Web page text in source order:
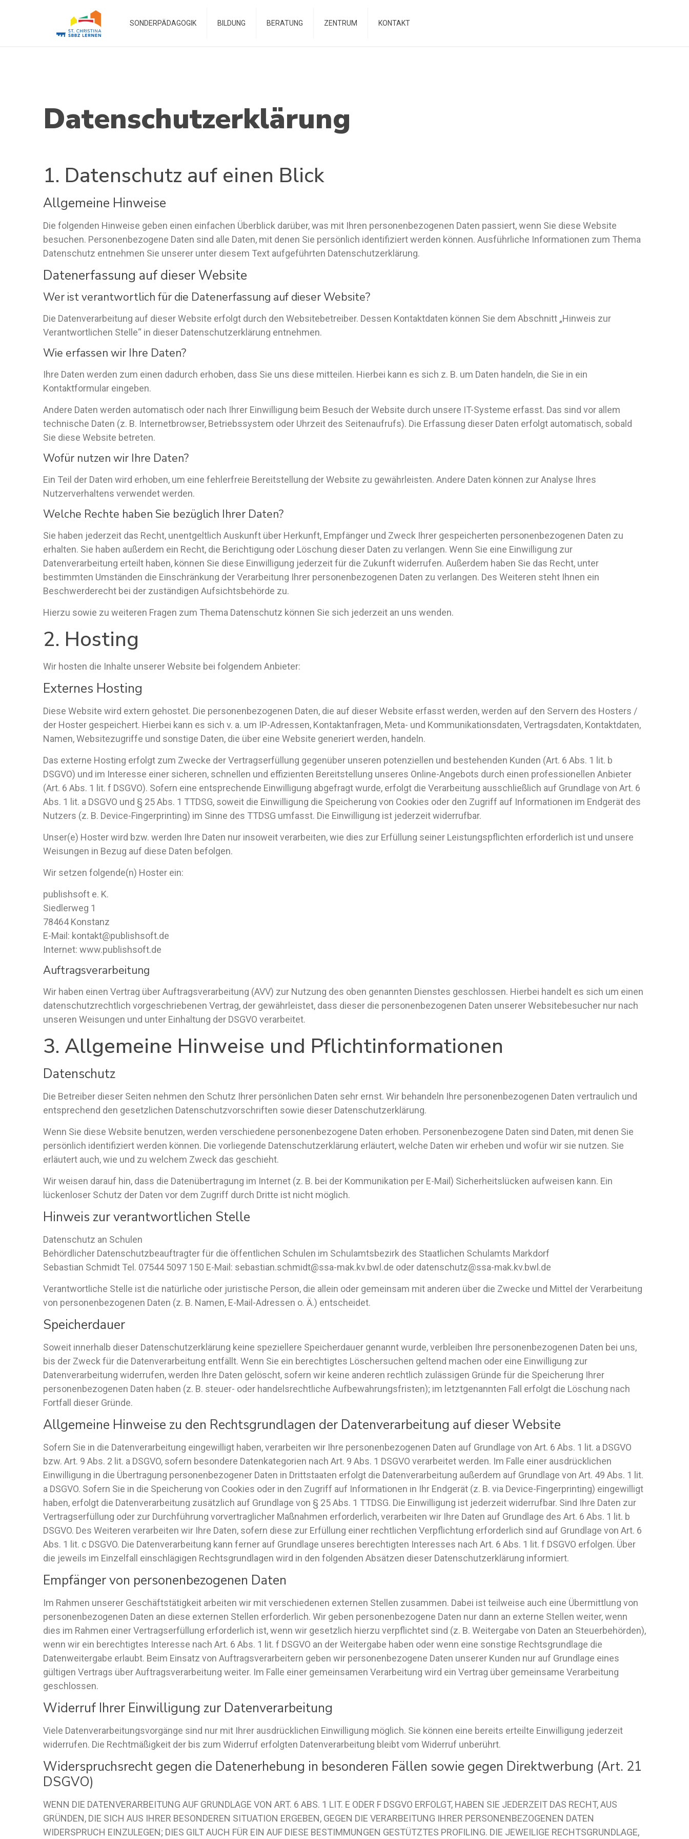
SONDERPÄDAGOGIK BILDUNG BERATUNG ZENTRUM KONTAKT
Datenschutz­erklärung
1. Datenschutz auf einen Blick
Allgemeine Hinweise
Die folgenden Hinweise geben einen einfachen Überblick darüber, was mit Ihren personenbezogenen Daten passiert, wenn Sie diese Website
besuchen. Personenbezogene Daten sind alle Daten, mit denen Sie persönlich identifiziert werden können. Ausführliche Informationen zum Thema
Datenschutz entnehmen Sie unserer unter diesem Text aufgeführten Datenschutzerklärung.
Datenerfassung auf dieser Website
Wer ist verantwortlich für die Datenerfassung auf dieser Website?
Die Datenverarbeitung auf dieser Website erfolgt durch den Websitebetreiber. Dessen Kontaktdaten können Sie dem Abschnitt „Hinweis zur
Verantwortlichen Stelle“ in dieser Datenschutzerklärung entnehmen.
Wie erfassen wir Ihre Daten?
Ihre Daten werden zum einen dadurch erhoben, dass Sie uns diese mitteilen. Hierbei kann es sich z. B. um Daten handeln, die Sie in ein
Kontaktformular eingeben.
Andere Daten werden automatisch oder nach Ihrer Einwilligung beim Besuch der Website durch unsere IT-Systeme erfasst. Das sind vor allem
technische Daten (z. B. Internetbrowser, Betriebssystem oder Uhrzeit des Seitenaufrufs). Die Erfassung dieser Daten erfolgt automatisch, sobald
Sie diese Website betreten.
Wofür nutzen wir Ihre Daten?
Ein Teil der Daten wird erhoben, um eine fehlerfreie Bereitstellung der Website zu gewährleisten. Andere Daten können zur Analyse Ihres
Nutzerverhaltens verwendet werden.
Welche Rechte haben Sie bezüglich Ihrer Daten?
Sie haben jederzeit das Recht, unentgeltlich Auskunft über Herkunft, Empfänger und Zweck Ihrer gespeicherten personenbezogenen Daten zu
erhalten. Sie haben außerdem ein Recht, die Berichtigung oder Löschung dieser Daten zu verlangen. Wenn Sie eine Einwilligung zur
Datenverarbeitung erteilt haben, können Sie diese Einwilligung jederzeit für die Zukunft widerrufen. Außerdem haben Sie das Recht, unter
bestimmten Umständen die Einschränkung der Verarbeitung Ihrer personenbezogenen Daten zu verlangen. Des Weiteren steht Ihnen ein
Beschwerderecht bei der zuständigen Aufsichtsbehörde zu.
Hierzu sowie zu weiteren Fragen zum Thema Datenschutz können Sie sich jederzeit an uns wenden.
2. Hosting
Wir hosten die Inhalte unserer Website bei folgendem Anbieter:
Externes Hosting
Diese Website wird extern gehostet. Die personenbezogenen Daten, die auf dieser Website erfasst werden, werden auf den Servern des Hosters /
der Hoster gespeichert. Hierbei kann es sich v. a. um IP-Adressen, Kontaktanfragen, Meta- und Kommunikationsdaten, Vertragsdaten, Kontaktdaten,
Namen, Websitezugriffe und sonstige Daten, die über eine Website generiert werden, handeln.
Das externe Hosting erfolgt zum Zwecke der Vertragserfüllung gegenüber unseren potenziellen und bestehenden Kunden (Art. 6 Abs. 1 lit. b
DSGVO) und im Interesse einer sicheren, schnellen und effizienten Bereitstellung unseres Online-Angebots durch einen professionellen Anbieter
(Art. 6 Abs. 1 lit. f DSGVO). Sofern eine entsprechende Einwilligung abgefragt wurde, erfolgt die Verarbeitung ausschließlich auf Grundlage von Art. 6
Abs. 1 lit. a DSGVO und § 25 Abs. 1 TTDSG, soweit die Einwilligung die Speicherung von Cookies oder den Zugriff auf Informationen im Endgerät des
Nutzers (z. B. Device-Fingerprinting) im Sinne des TTDSG umfasst. Die Einwilligung ist jederzeit widerrufbar.
Unser(e) Hoster wird bzw. werden Ihre Daten nur insoweit verarbeiten, wie dies zur Erfüllung seiner Leistungspflichten erforderlich ist und unsere
Weisungen in Bezug auf diese Daten befolgen.
Wir setzen folgende(n) Hoster ein:
publishsoft e. K.
Siedlerweg 1
78464 Konstanz
E-Mail: kontakt@publishsoft.de
Internet: www.publishsoft.de
Auftragsverarbeitung
Wir haben einen Vertrag über Auftragsverarbeitung (AVV) zur Nutzung des oben genannten Dienstes geschlossen. Hierbei handelt es sich um einen
datenschutzrechtlich vorgeschriebenen Vertrag, der gewährleistet, dass dieser die personenbezogenen Daten unserer Websitebesucher nur nach
unseren Weisungen und unter Einhaltung der DSGVO verarbeitet.
3. Allgemeine Hinweise und Pflicht­informationen
Datenschutz
Die Betreiber dieser Seiten nehmen den Schutz Ihrer persönlichen Daten sehr ernst. Wir behandeln Ihre personenbezogenen Daten vertraulich und
entsprechend den gesetzlichen Datenschutzvorschriften sowie dieser Datenschutzerklärung.
Wenn Sie diese Website benutzen, werden verschiedene personenbezogene Daten erhoben. Personenbezogene Daten sind Daten, mit denen Sie
persönlich identifiziert werden können. Die vorliegende Datenschutzerklärung erläutert, welche Daten wir erheben und wofür wir sie nutzen. Sie
erläutert auch, wie und zu welchem Zweck das geschieht.
Wir weisen darauf hin, dass die Datenübertragung im Internet (z. B. bei der Kommunikation per E-Mail) Sicherheitslücken aufweisen kann. Ein
lückenloser Schutz der Daten vor dem Zugriff durch Dritte ist nicht möglich.
Hinweis zur verantwortlichen Stelle
Datenschutz an Schulen
Behördlicher Datenschutzbeauftragter für die öffentlichen Schulen im Schulamtsbezirk des Staatlichen Schulamts Markdorf
Sebastian Schmidt Tel. 07544 5097 150 E-Mail: sebastian.schmidt@ssa-mak.kv.bwl.de oder datenschutz@ssa-mak.kv.bwl.de
Verantwortliche Stelle ist die natürliche oder juristische Person, die allein oder gemeinsam mit anderen über die Zwecke und Mittel der Verarbeitung
von personenbezogenen Daten (z. B. Namen, E-Mail-Adressen o. Ä.) entscheidet.
Speicherdauer
Soweit innerhalb dieser Datenschutzerklärung keine speziellere Speicherdauer genannt wurde, verbleiben Ihre personenbezogenen Daten bei uns,
bis der Zweck für die Datenverarbeitung entfällt. Wenn Sie ein berechtigtes Löschersuchen geltend machen oder eine Einwilligung zur
Datenverarbeitung widerrufen, werden Ihre Daten gelöscht, sofern wir keine anderen rechtlich zulässigen Gründe für die Speicherung Ihrer
personenbezogenen Daten haben (z. B. steuer- oder handelsrechtliche Aufbewahrungsfristen); im letztgenannten Fall erfolgt die Löschung nach
Fortfall dieser Gründe.
Allgemeine Hinweise zu den Rechtsgrundlagen der Datenverarbeitung auf dieser Website
Sofern Sie in die Datenverarbeitung eingewilligt haben, verarbeiten wir Ihre personenbezogenen Daten auf Grundlage von Art. 6 Abs. 1 lit. a DSGVO
bzw. Art. 9 Abs. 2 lit. a DSGVO, sofern besondere Datenkategorien nach Art. 9 Abs. 1 DSGVO verarbeitet werden. Im Falle einer ausdrücklichen
Einwilligung in die Übertragung personenbezogener Daten in Drittstaaten erfolgt die Datenverarbeitung außerdem auf Grundlage von Art. 49 Abs. 1 lit.
a DSGVO. Sofern Sie in die Speicherung von Cookies oder in den Zugriff auf Informationen in Ihr Endgerät (z. B. via Device-Fingerprinting) eingewilligt
haben, erfolgt die Datenverarbeitung zusätzlich auf Grundlage von § 25 Abs. 1 TTDSG. Die Einwilligung ist jederzeit widerrufbar. Sind Ihre Daten zur
Vertragserfüllung oder zur Durchführung vorvertraglicher Maßnahmen erforderlich, verarbeiten wir Ihre Daten auf Grundlage des Art. 6 Abs. 1 lit. b
DSGVO. Des Weiteren verarbeiten wir Ihre Daten, sofern diese zur Erfüllung einer rechtlichen Verpflichtung erforderlich sind auf Grundlage von Art. 6
Abs. 1 lit. c DSGVO. Die Datenverarbeitung kann ferner auf Grundlage unseres berechtigten Interesses nach Art. 6 Abs. 1 lit. f DSGVO erfolgen. Über
die jeweils im Einzelfall einschlägigen Rechtsgrundlagen wird in den folgenden Absätzen dieser Datenschutzerklärung informiert.
Empfänger von personenbezogenen Daten
Im Rahmen unserer Geschäftstätigkeit arbeiten wir mit verschiedenen externen Stellen zusammen. Dabei ist teilweise auch eine Übermittlung von
personenbezogenen Daten an diese externen Stellen erforderlich. Wir geben personenbezogene Daten nur dann an externe Stellen weiter, wenn
dies im Rahmen einer Vertragserfüllung erforderlich ist, wenn wir gesetzlich hierzu verpflichtet sind (z. B. Weitergabe von Daten an Steuerbehörden),
wenn wir ein berechtigtes Interesse nach Art. 6 Abs. 1 lit. f DSGVO an der Weitergabe haben oder wenn eine sonstige Rechtsgrundlage die
Datenweitergabe erlaubt. Beim Einsatz von Auftragsverarbeitern geben wir personenbezogene Daten unserer Kunden nur auf Grundlage eines
gültigen Vertrags über Auftragsverarbeitung weiter. Im Falle einer gemeinsamen Verarbeitung wird ein Vertrag über gemeinsame Verarbeitung
geschlossen.
Widerruf Ihrer Einwilligung zur Datenverarbeitung
Viele Datenverarbeitungsvorgänge sind nur mit Ihrer ausdrücklichen Einwilligung möglich. Sie können eine bereits erteilte Einwilligung jederzeit
widerrufen. Die Rechtmäßigkeit der bis zum Widerruf erfolgten Datenverarbeitung bleibt vom Widerruf unberührt.
Widerspruchsrecht gegen die Datenerhebung in besonderen Fällen sowie gegen Direktwerbung (Art. 21
DSGVO)
WENN DIE DATENVERARBEITUNG AUF GRUNDLAGE VON ART. 6 ABS. 1 LIT. E ODER F DSGVO ERFOLGT, HABEN SIE JEDERZEIT DAS RECHT, AUS
GRÜNDEN, DIE SICH AUS IHRER BESONDEREN SITUATION ERGEBEN, GEGEN DIE VERARBEITUNG IHRER PERSONENBEZOGENEN DATEN
WIDERSPRUCH EINZULEGEN; DIES GILT AUCH FÜR EIN AUF DIESE BESTIMMUNGEN GESTÜTZTES PROFILING. DIE JEWEILIGE RECHTSGRUNDLAGE,